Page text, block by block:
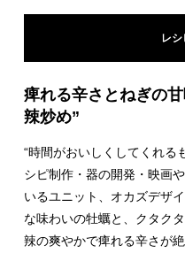
レシ
痺れる辛さとねぎの
辣炒め”
“時間がおいしくしてくれる
シピ制作・器の開発・映画
いるユニット、オカズデザ
な味わいの牡蠣と、クタク
辣の爽やかで痺れる辛さが